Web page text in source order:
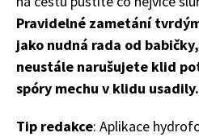
Pravidelné zametání
jako nudná rada od
neustále narušujete klid
spóry mechu v klidu usadily.
Tip redakce: Aplikace